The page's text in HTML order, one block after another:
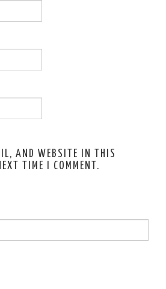
AND WEBSITE IN THIS
TIME I COMMENT.